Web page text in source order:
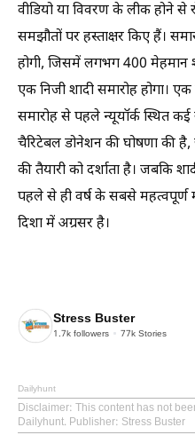
वीडियो या विवरण के लीक होने
समझौतों पर हस्ताक्षर किए हैं।
होगी, जिसमें लगभग 400 मेहमान
एक निजी शादी समारोह होगा।
समारोह से पहले न्यूयॉर्क स्थित
चैरिटेबल डोनेशन की घोषणा की
की तैयारी को दर्शाता है। जबकि
पहले से ही वर्ष के सबसे
दिशा में अग्रसर है।
Stress Buster
1.7k followers 77k Stories
Dailyhunt
Disclaimer: This content has not
Dailyhunt. Publisher: Stress Buster